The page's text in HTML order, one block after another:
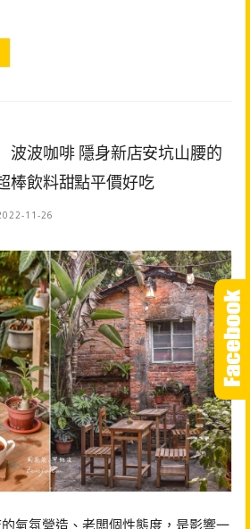
波波咖啡 隱身新店安坑山腰的
棒飲料甜點平價好吃
11-26
氣氛營造、老闆個性態度，是影響一